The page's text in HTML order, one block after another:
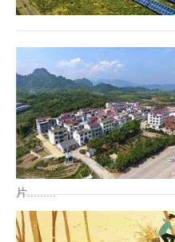
片.........
投标公共服务平台的